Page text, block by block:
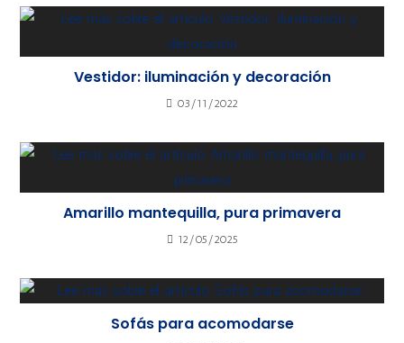
Vestidor: iluminación y decoración
03/11/2022
Amarillo mantequilla, pura primavera
12/05/2025
Sofás para acomodarse